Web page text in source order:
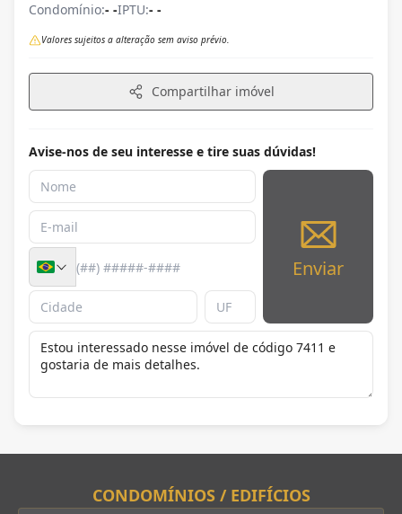
Condomínio:- -IPTU:- -
Valores sujeitos a alteração sem aviso prévio.
Compartilhar imóvel
Avise-nos de seu interesse e tire suas dúvidas!
Enviar
CONDOMÍNIOS / EDIFÍCIOS